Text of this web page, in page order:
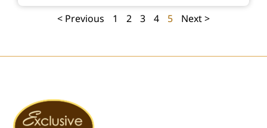
< Previous 1 2 3 4 5 Next >